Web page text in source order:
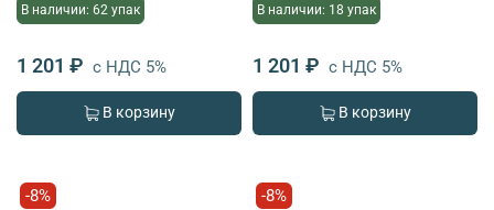
В наличии: 62 упак
1 201 ₽ с НДС 5%
В корзину
В наличии: 18 упак
1 201 ₽ с НДС 5%
В корзину
-8% -8%